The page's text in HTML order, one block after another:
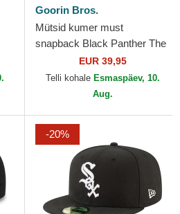
Goorin Bros.
Mütsid kumer must
snapback Black Panther The
Farm Goorin Bros.
EUR 39,95
Telli kohale Esmaspäev, 10.
Aug.
-20%